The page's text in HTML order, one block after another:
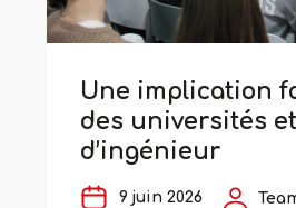
Une implication
des universités
d’ingénieur
9 juin 2026